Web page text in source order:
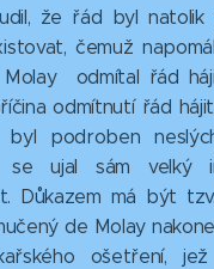
že řád byl natolik
čemuž
odmítal řád
odmítnutí řád
podroben
se ujal sám velký
Důkazem má být
de Molay
ošetření,